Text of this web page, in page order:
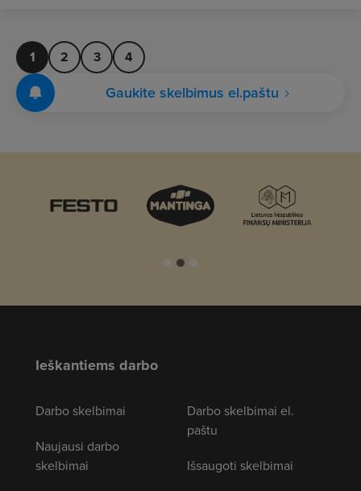
1 2 3 4
Gaukite skelbimus el.paštu
Ieškantiems darbo
Darbo skelbimai
Naujausi darbo
skelbimai
Darbo skelbimai el.
paštu
Išsaugoti skelbimai